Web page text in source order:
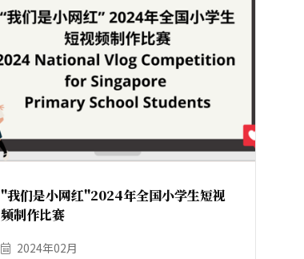
"我们是小网红"2024年全国小学生短视
频制作比赛
2024年02月